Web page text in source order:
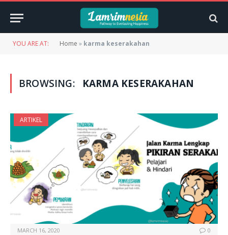
YOU ARE AT: Home » karma keserakahan
BROWSING: KARMA KESERAKAHAN
ARTIKEL
MARCH 16, 2020 0